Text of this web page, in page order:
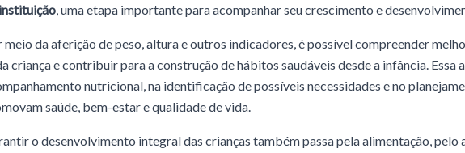
, uma etapa importante para acompanhar seu crescimento e
meio da aferição de peso, altura e outros indicadores, é possível compreender
criança e contribuir para a construção de hábitos saudáveis desde a infância. Essa
nutricional, na identificação de possíveis necessidades e no
saúde, bem-estar e qualidade de vida.
o desenvolvimento integral das crianças também passa pela alimentação, pelo